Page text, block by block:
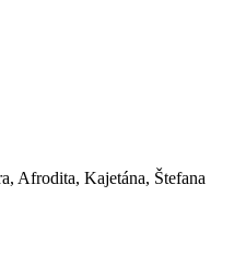
Afrodita, Kajetána, Štefana